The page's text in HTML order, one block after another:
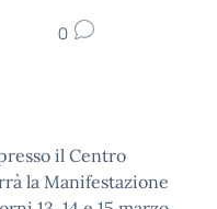
0
il Centro
la Manifestazione